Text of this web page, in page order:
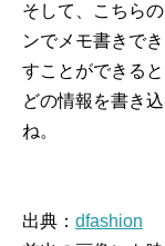
そして、こちら
ンでメモ書きで
すことができる
どの情報を書き
ね。
出典： dfashion